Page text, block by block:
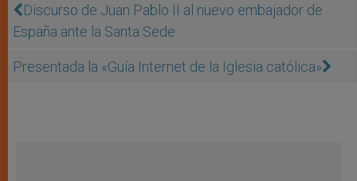
Discurso de Juan Pablo II al nuevo embajador de
España ante la Santa Sede
Presentada la «Guía Internet de la Iglesia católica»